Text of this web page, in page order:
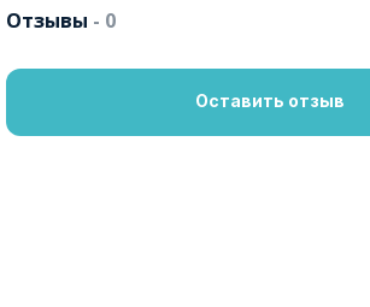
Отзывы - 0
Оставить отзыв